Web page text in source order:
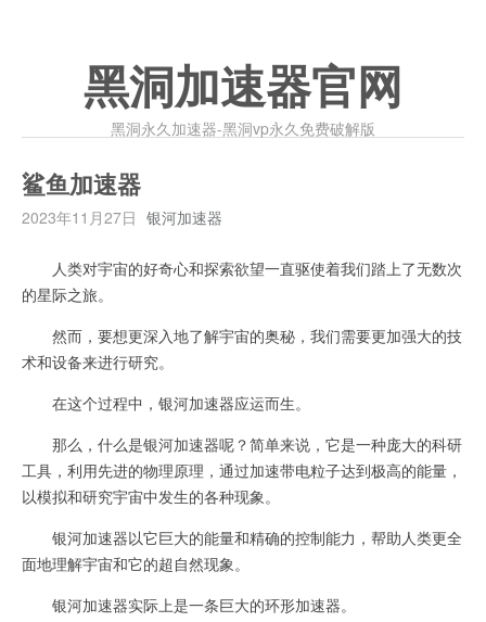
黑洞加速器官网
黑洞永久加速器-黑洞vp永久免费破解版
鲨鱼加速器
2023年11月27日 银河加速器
人类对宇宙的好奇心和探索欲望一直驱使着我们踏上了无数次
的星际之旅。
然而，要想更深入地了解宇宙的奥秘，我们需要更加强大的技
术和设备来进行研究。
在这个过程中，银河加速器应运而生。
那么，什么是银河加速器呢？简单来说，它是一种庞大的科研
工具，利用先进的物理原理，通过加速带电粒子达到极高的能量，
以模拟和研究宇宙中发生的各种现象。
银河加速器以它巨大的能量和精确的控制能力，帮助人类更全
面地理解宇宙和它的超自然现象。
银河加速器实际上是一条巨大的环形加速器。